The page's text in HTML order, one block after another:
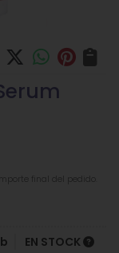
final del pedido.
EN STOCK